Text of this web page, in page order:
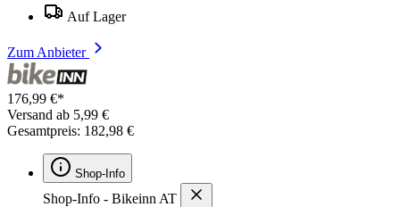
Auf Lager
Zum Anbieter
176,99 €*
Versand ab 5,99 €
Gesamtpreis: 182,98 €
Shop-Info
Shop-Info - Bikeinn AT